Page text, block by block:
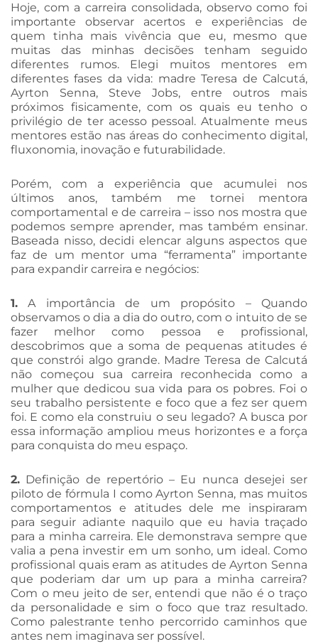
Hoje, com a carreira consolidada, observo como foi
importante observar acertos e experiências de
quem tinha mais vivência que eu, mesmo que
muitas das minhas decisões tenham seguido
diferentes rumos. Elegi muitos mentores em
diferentes fases da vida: madre Teresa de Calcutá,
Ayrton Senna, Steve Jobs, entre outros mais
próximos fisicamente, com os quais eu tenho o
privilégio de ter acesso pessoal. Atualmente meus
mentores estão nas áreas do conhecimento digital,
fluxonomia, inovação e futurabilidade.
Porém, com a experiência que acumulei nos
últimos anos, também me tornei mentora
comportamental e de carreira – isso nos mostra que
podemos sempre aprender, mas também ensinar.
Baseada nisso, decidi elencar alguns aspectos que
faz de um mentor uma “ferramenta” importante
para expandir carreira e negócios:
1. A importância de um propósito – Quando
observamos o dia a dia do outro, com o intuito de se
fazer melhor como pessoa e profissional,
descobrimos que a soma de pequenas atitudes é
que constrói algo grande. Madre Teresa de Calcutá
não começou sua carreira reconhecida como a
mulher que dedicou sua vida para os pobres. Foi o
seu trabalho persistente e foco que a fez ser quem
foi. E como ela construiu o seu legado? A busca por
essa informação ampliou meus horizontes e a força
para conquista do meu espaço.
2. Definição de repertório – Eu nunca desejei ser
piloto de fórmula I como Ayrton Senna, mas muitos
comportamentos e atitudes dele me inspiraram
para seguir adiante naquilo que eu havia traçado
para a minha carreira. Ele demonstrava sempre que
valia a pena investir em um sonho, um ideal. Como
profissional quais eram as atitudes de Ayrton Senna
que poderiam dar um up para a minha carreira?
Com o meu jeito de ser, entendi que não é o traço
da personalidade e sim o foco que traz resultado.
Como palestrante tenho percorrido caminhos que
antes nem imaginava ser possível.